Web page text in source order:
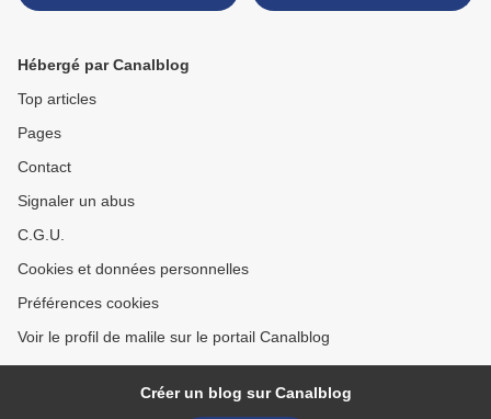
Hébergé par Canalblog
Top articles
Pages
Contact
Signaler un abus
C.G.U.
Cookies et données personnelles
Préférences cookies
Voir le profil de malile sur le portail Canalblog
Créer un blog sur Canalblog